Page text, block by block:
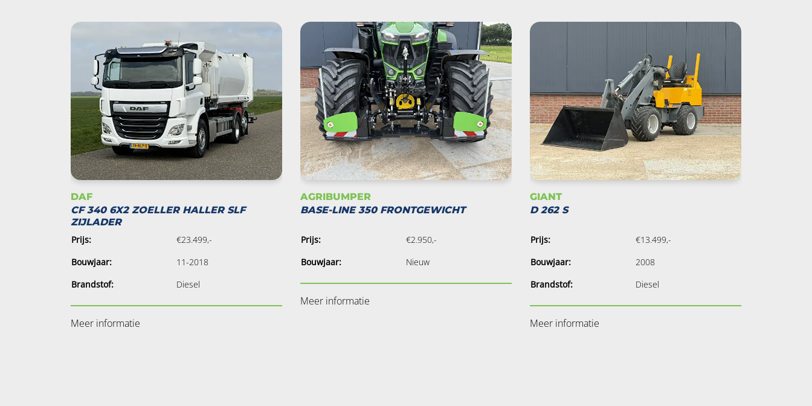
DAF
CF 340 6X2 ZOELLER HALLER SLF
ZIJLADER
Prijs:
€23.499,-
Bouwjaar:
11-2018
Brandstof:
Diesel
Meer informatie
AGRIBUMPER
BASE-LINE 350 FRONTGEWICHT
Prijs:
€2.950,-
Bouwjaar:
Nieuw
Meer informatie
GIANT
D 262 S
Prijs:
€13.499,-
Bouwjaar:
2008
Brandstof:
Diesel
Meer informatie